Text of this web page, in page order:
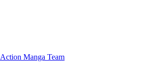
Action Manga Team